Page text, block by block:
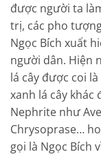
được người ta
trị, các pho
Ngọc Bích xuất
người dân. Hiện
lá cây được coi
xanh lá cây khác
Nephrite như
Chrysoprase…
gọi là Ngọc Bích